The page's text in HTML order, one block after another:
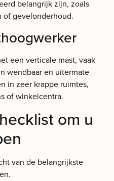
belangrijk zijn, zoals
of gevelonderhoud.
een verticale mast, vaak
wendbaar en uitermate
in zeer krappe ruimtes,
of winkelcentra.
om u
van de belangrijkste